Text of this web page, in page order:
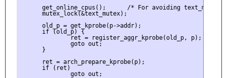
get_online_cpus();      /* For avoiding text_mutex
      mutex_lock(&text_mutex);
      old_p = get_kprobe(p->addr);
      if (old_p) {
              ret = register_aggr_kprobe(old_p, p);
              goto out;
      }
      ret = arch_prepare_kprobe(p);
      if (ret)
              goto out;